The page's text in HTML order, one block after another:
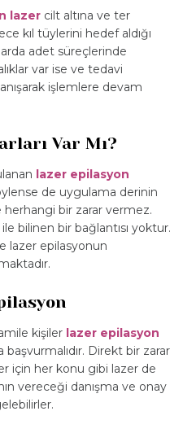
lazer cilt altına ve ter
kıl tüylerini hedef aldığı
adet süreçlerinde
var ise ve tedavi
işlemlere devam
Var Mı?
lazer epilasyon
de uygulama derinin
bir zarar vermez.
bilinen bir bağlantısı yoktur.
lazer epilasyonun
kişiler lazer epilasyon
Direkt bir zarar
için her konu gibi lazer de
vereceği danışma ve onay